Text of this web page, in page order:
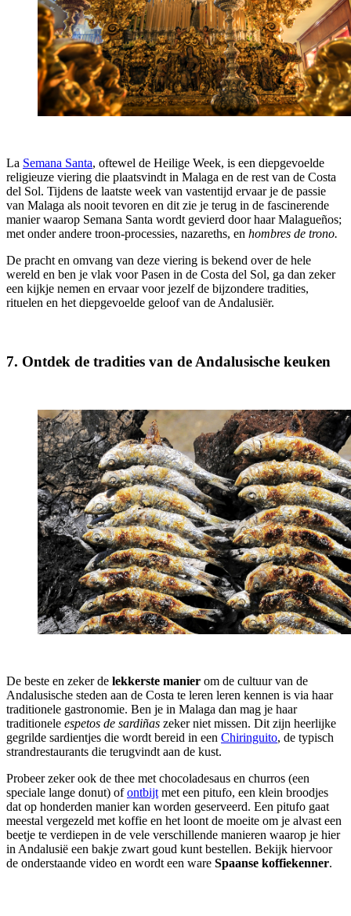
La Semana Santa, oftewel de Heilige Week, is een diepgevoelde
religieuze viering die plaatsvindt in Malaga en de rest van de Costa
del Sol. Tijdens de laatste week van vastentijd ervaar je de passie
van Malaga als nooit tevoren en dit zie je terug in de fascinerende
manier waarop Semana Santa wordt gevierd door haar Malagueños;
met onder andere troon-processies, nazareths, en hombres de trono.
De pracht en omvang van deze viering is bekend over de hele
wereld en ben je vlak voor Pasen in de Costa del Sol, ga dan zeker
een kijkje nemen en ervaar voor jezelf de bijzondere tradities,
rituelen en het diepgevoelde geloof van de Andalusiër.
7. Ontdek de tradities van de Andalusische keuken
De beste en zeker de lekkerste manier om de cultuur van de
Andalusische steden aan de Costa te leren leren kennen is via haar
traditionele gastronomie. Ben je in Malaga dan mag je haar
traditionele espetos de sardiñas zeker niet missen. Dit zijn heerlijke
gegrilde sardientjes die wordt bereid in een Chiringuito, de typisch
strandrestaurants die terugvindt aan de kust.
Probeer zeker ook de thee met chocoladesaus en churros (een
speciale lange donut) ofontbijt met een pitufo, een klein broodjes
dat op honderden manier kan worden geserveerd. Een pitufo gaat
meestal vergezeld met koffie en het loont de moeite om je alvast een
beetje te verdiepen in de vele verschillende manieren waarop je hier
in Andalusië een bakje zwart goud kunt bestellen. Bekijk hiervoor
de onderstaande video en wordt een ware Spaanse koffiekenner.